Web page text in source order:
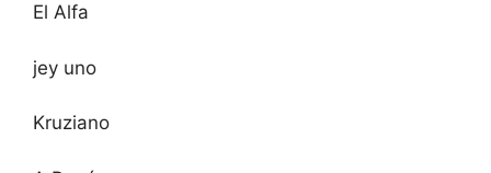
El Alfa
jey uno
Kruziano